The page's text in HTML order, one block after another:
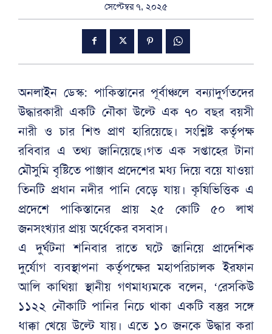
সেপ্টেম্বর ৭, ২০২৫
অনলাইন ডেস্ক: পাকিস্তানের পূর্বাঞ্চলে বন্যাদুর্গতদের
উদ্ধারকারী একটি নৌকা উল্টে এক ৭০ বছর বয়সী
নারী ও চার শিশু প্রাণ হারিয়েছে। সংশ্লিষ্ট কর্তৃপক্ষ
রবিবার এ তথ্য জানিয়েছে।গত এক সপ্তাহের টানা
মৌসুমি বৃষ্টিতে পাঞ্জাব প্রদেশের মধ্য দিয়ে বয়ে যাওয়া
তিনটি প্রধান নদীর পানি বেড়ে যায়। কৃষিভিত্তিক এ
প্রদেশে পাকিস্তানের প্রায় ২৫ কোটি ৫০ লাখ
জনসংখ্যার প্রায় অর্ধেকের বসবাস।
এ দুর্ঘটনা শনিবার রাতে ঘটে জানিয়ে প্রাদেশিক
দুর্যোগ ব্যবস্থাপনা কর্তৃপক্ষের মহাপরিচালক ইরফান
আলি কাথিয়া স্থানীয় গণমাধ্যমকে বলেন, ‘রেসকিউ
১১২২ নৌকাটি পানির নিচে থাকা একটি বস্তুর সঙ্গে
ধাক্কা খেয়ে উল্টে যায়। এতে ১০ জনকে উদ্ধার করা